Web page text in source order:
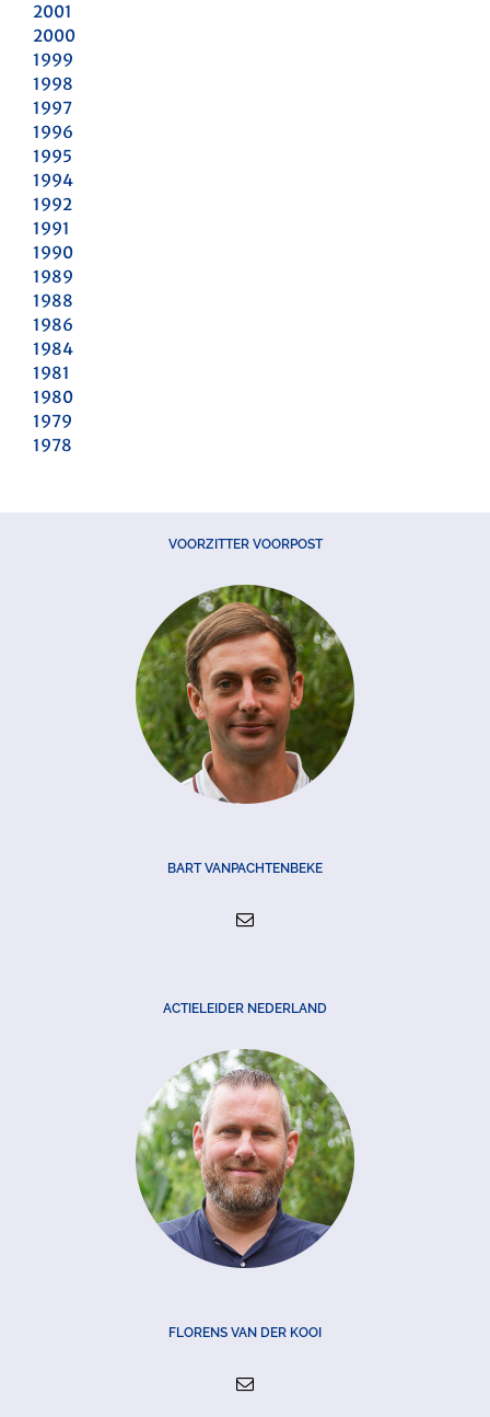
2001
2000
1999
1998
1997
1996
1995
1994
1992
1991
1990
1989
1988
1986
1984
1981
1980
1979
1978
VOORZITTER VOORPOST
BART VANPACHTENBEKE
ACTIELEIDER NEDERLAND
FLORENS VAN DER KOOI